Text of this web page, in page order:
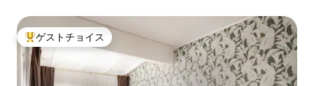
大好評のゲストチョイスです。
ゲストチョイス